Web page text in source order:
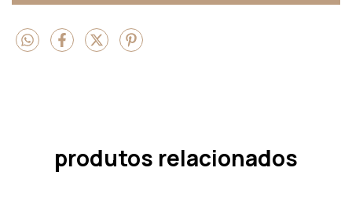
produtos relacionados